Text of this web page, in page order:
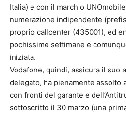
Italia) e con il marchio
numerazione indipendente
proprio callcenter (435001), ed
pochissime settimane e
iniziata.
Vodafone, quindi, assicura il suo
delegato, ha pienamente assolto
con fronti del garante e
sottoscritto il 30 marzo (una